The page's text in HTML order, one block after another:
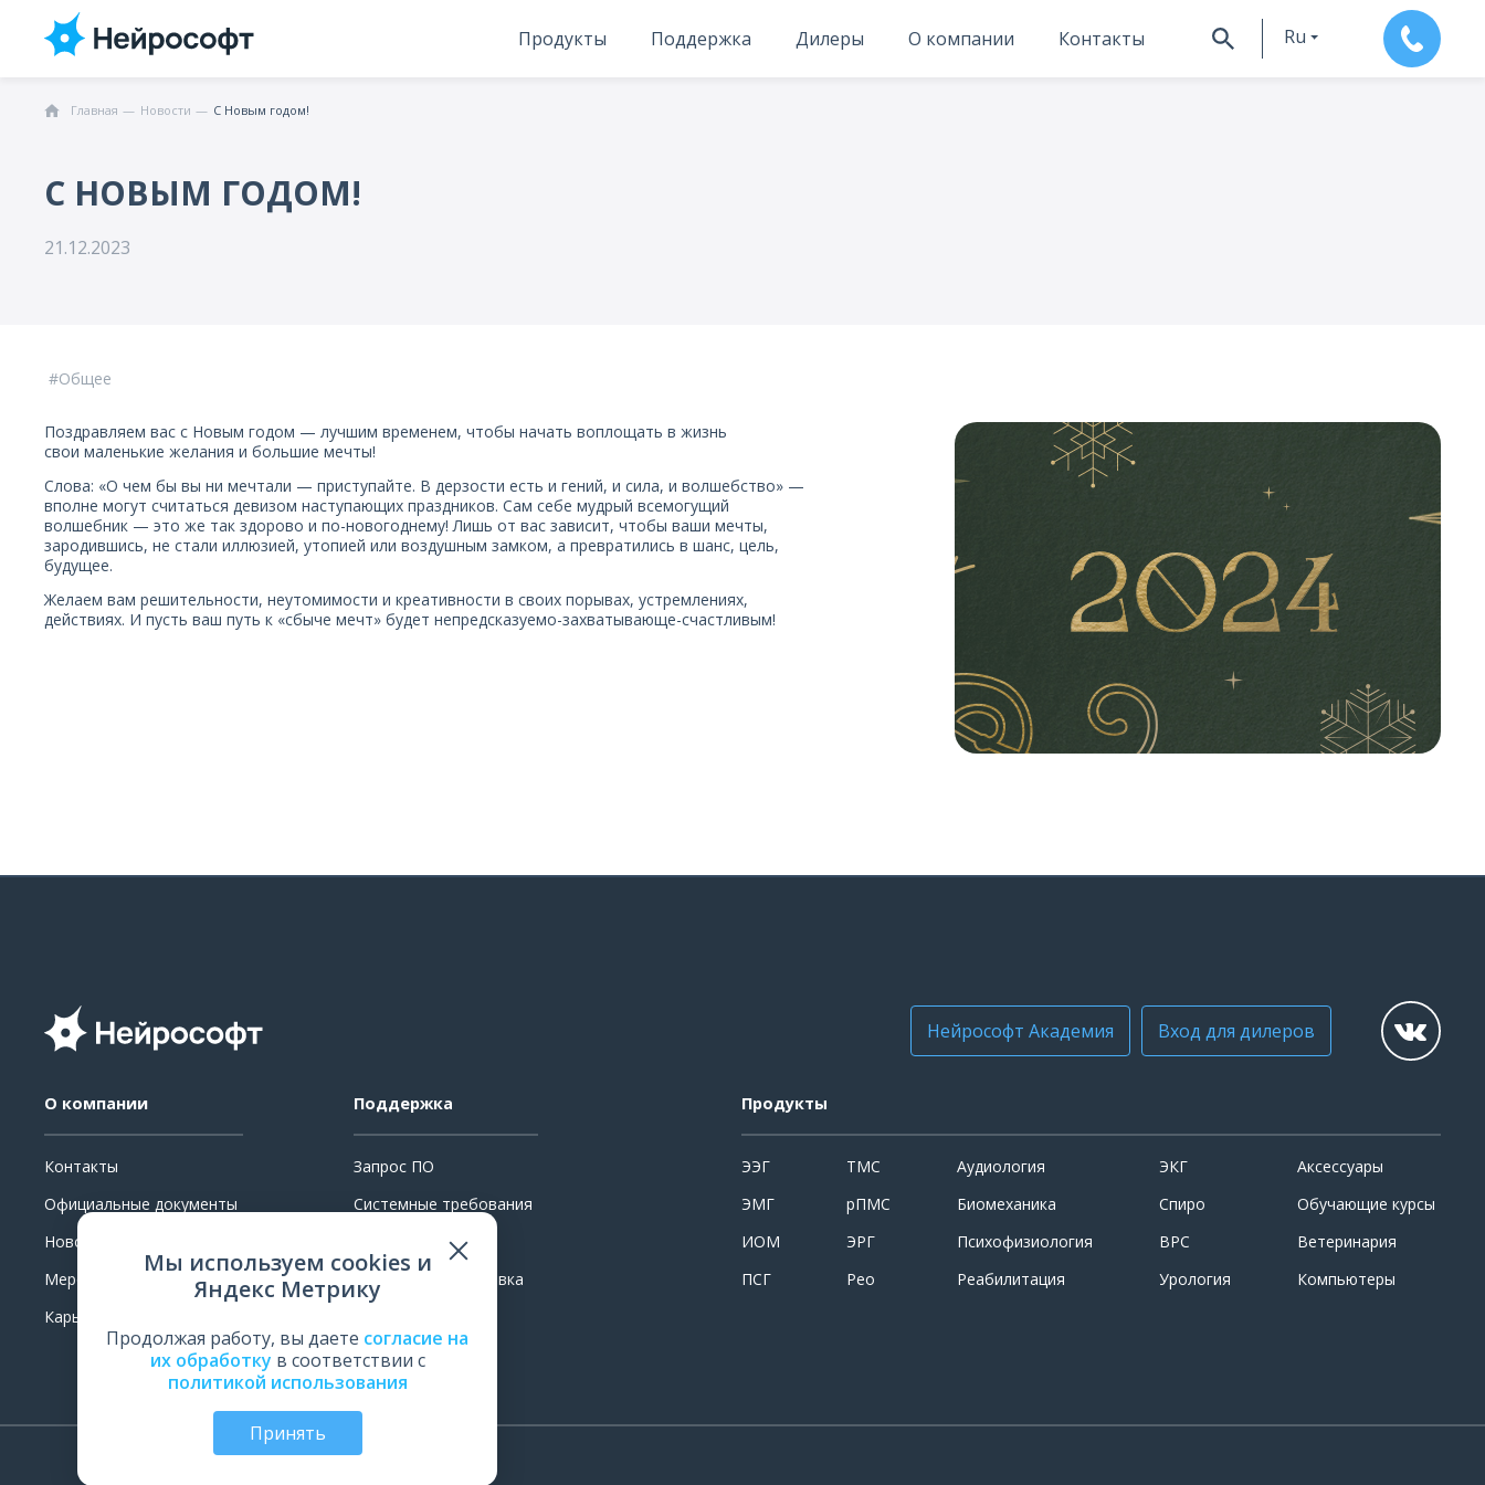
Продукты Поддержка Дилеры О компании Контакты Ru
Главная Новости C Новым годом!
C НОВЫМ ГОДОМ!
21.12.2023
Общее
Поздравляем вас с Новым годом — лучшим временем, чтобы начать воплощать в жизнь
свои маленькие желания и большие мечты!
Слова: «О чем бы вы ни мечтали — приступайте. В дерзости есть и гений, и сила, и волшебство» —
вполне могут считаться девизом наступающих праздников. Сам себе мудрый всемогущий
волшебник — это же так здорово и по-новогоднему! Лишь от вас зависит, чтобы ваши мечты,
зародившись, не стали иллюзией, утопией или воздушным замком, а превратились в шанс, цель,
будущее.
Желаем вам решительности, неутомимости и креативности в своих порывах, устремлениях,
действиях. И пусть ваш путь к «сбыче мечт» будет непредсказуемо-захватывающе-счастливым!
Нейрософт Академия Вход для дилеров
О компании
Контакты
Официальные документы
Новости
Мероприятия
Карьера
Поддержка
Запрос ПО
Системные требования
Поверка и калибровка
Оценить работу
Продукты
ЭЭГ
ЭМГ
ИОМ
ПСГ
ТМС
рПМС
ЭРГ
Рео
Аудиология
Биомеханика
Психофизиология
Реабилитация
ЭКГ
Спиро
ВРС
Урология
Аксессуары
Обучающие курсы
Ветеринария
Компьютеры
Мы используем cookies и
Яндекс Метрику
Продолжая работу, вы даете согласие на
их обработку в соответствии с
политикой использования
Принять